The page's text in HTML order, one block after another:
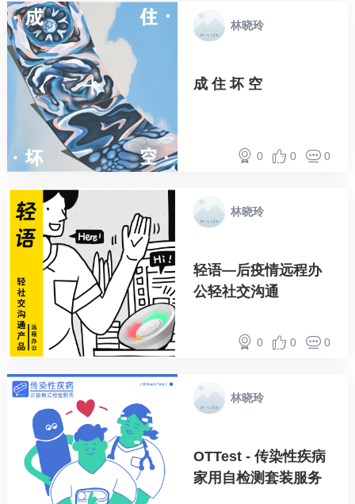
林晓玲
成 住 坏 空
0 0 0
林晓玲
轻语—后疫情远程办
公轻社交沟通
0 0 0
林晓玲
OTTest - 传染性疾病
家用自检测套装服务